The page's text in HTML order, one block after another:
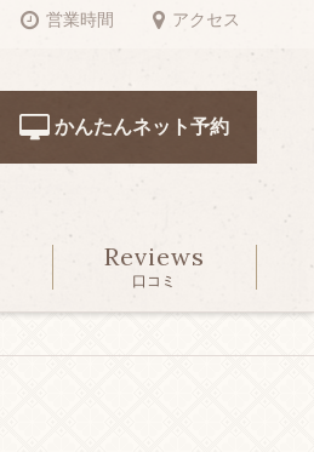
営業時間 アクセス
かんたんネット予約
口コミ
Reviews